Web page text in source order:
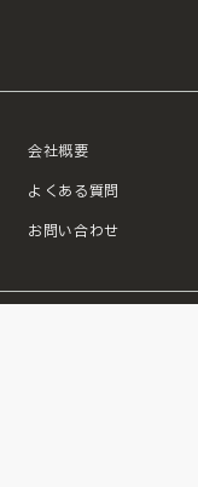
会社概要
よくある質問
お問い合わせ